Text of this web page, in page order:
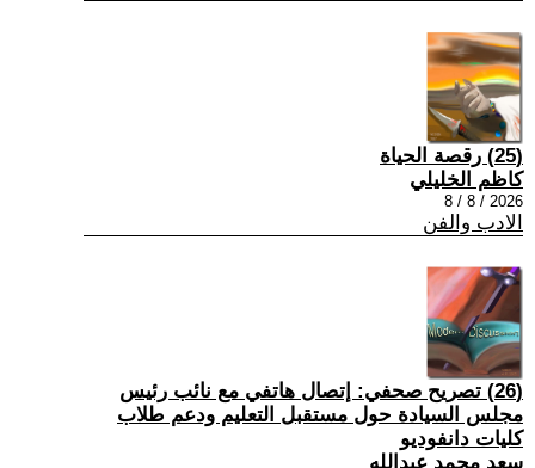
(25) رقصة الحياة
كاظم الخليلي
2026 / 8 / 8
الادب والفن
(26) تصريح صحفي: إتصال هاتفي مع نائب رئيس
مجلس السيادة حول مستقبل التعليم ودعم طلاب
كليات دانفوديو
سعد محمد عبدالله